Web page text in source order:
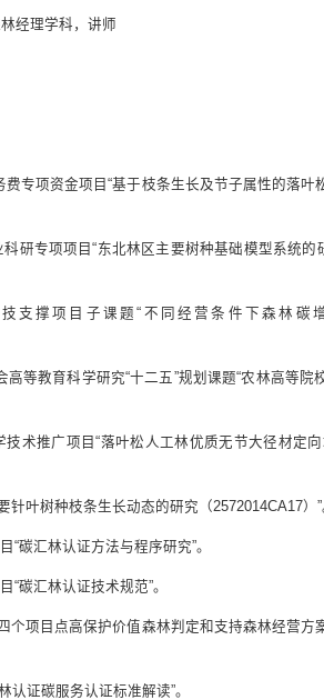
经理学科，讲师
专项资金项目“基于枝条生长及节子属性的落叶
研专项项目“东北林区主要树种基础模型系统的
技支撑项目子课题“不同经营条件下森林碳
等教育科学研究“十二五”规划课题“农林高等院
术推广项目“落叶松人工林优质无节大径材定
叶树种枝条生长动态的研究（2572014CA17）”
碳汇林认证方法与程序研究”。
碳汇林认证技术规范”。
个项目点高保护价值森林判定和支持森林经营方
认证碳服务认证标准解读”。